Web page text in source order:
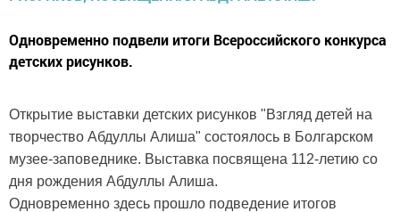
Одновременно подвели итоги Всероссийского конкурса
детских рисунков.
Открытие выставки детских рисунков "Взгляд детей на
творчество Абдуллы Алиша" состоялось в Болгарском
музее-заповеднике. Выставка посвящена 112-летию со
дня рождения Абдуллы Алиша.
Одновременно здесь прошло подведение итогов